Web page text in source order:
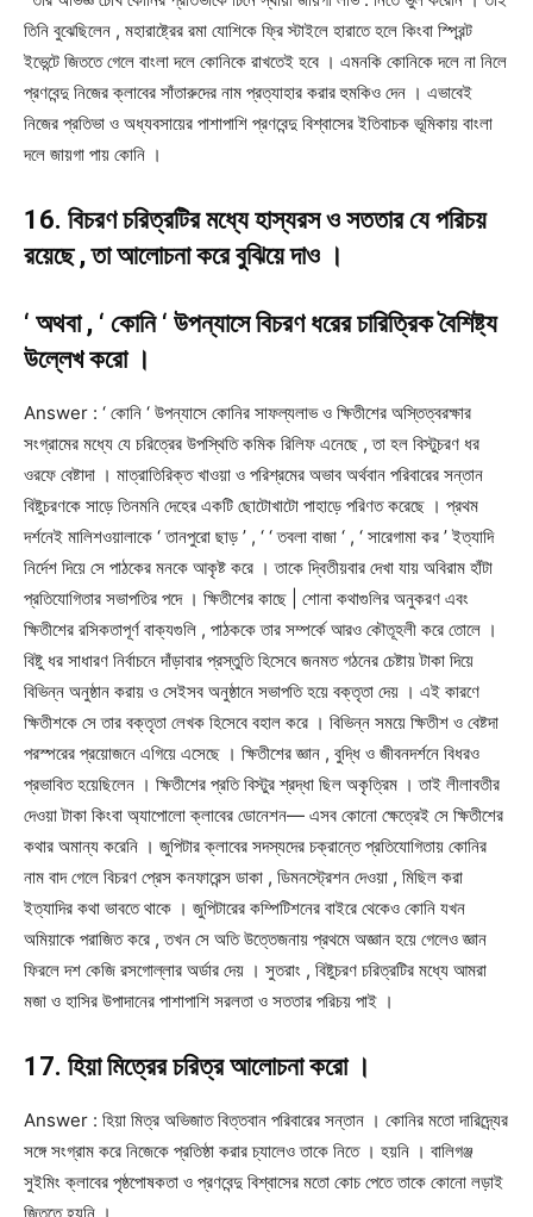
তিনি বুঝেছিলেন , মহারাষ্ট্রের রমা যোশিকে ফ্রি স্টাইলে হারাতে হলে কিংবা স্প্রিন্ট
ইভেন্টে জিততে গেলে বাংলা দলে কোনিকে রাখতেই হবে । এমনকি কোনিকে দলে না নিলে
প্রণবেন্দু নিজের ক্লাবের সাঁতারুদের নাম প্রত্যাহার করার হুমকিও দেন । এভাবেই
নিজের প্রতিভা ও অধ্যবসায়ের পাশাপাশি প্রণবেন্দু বিশ্বাসের ইতিবাচক ভূমিকায় বাংলা
দলে জায়গা পায় কোনি ।
16. বিচরণ চরিত্রটির মধ্যে হাস্যরস ও সততার যে পরিচয়
রয়েছে , তা আলোচনা করে বুঝিয়ে দাও ।
‘ অথবা , ‘ কোনি ‘ উপন্যাসে বিচরণ ধরের চারিত্রিক বৈশিষ্ট্য
উল্লেখ করো ।
Answer : ‘ কোনি ‘ উপন্যাসে কোনির সাফল্যলাভ ও ক্ষিতীশের অস্তিত্বরক্ষার
সংগ্রামের মধ্যে যে চরিত্রের উপস্থিতি কমিক রিলিফ এনেছে , তা হল বিস্টুচরণ ধর
ওরফে বেষ্টাদা । মাত্রাতিরিক্ত খাওয়া ও পরিশ্রমের অভাব অর্থবান পরিবারের সন্তান
বিষ্টুচরণকে সাড়ে তিনমনি দেহের একটি ছোটোখাটো পাহাড়ে পরিণত করেছে । প্রথম
দর্শনেই মালিশওয়ালাকে ‘ তানপুরো ছাড় ’ , ‘ ‘ তবলা বাজা ‘ , ‘ সারেগামা কর ’ ইত্যাদি
নির্দেশ দিয়ে সে পাঠকের মনকে আকৃষ্ট করে । তাকে দ্বিতীয়বার দেখা যায় অবিরাম হাঁটা
প্রতিযোগিতার সভাপতির পদে । ক্ষিতীশের কাছে | শোনা কথাগুলির অনুকরণ এবং
ক্ষিতীশের রসিকতাপূর্ণ বাক্যগুলি , পাঠককে তার সম্পর্কে আরও কৌতূহলী করে তোলে ।
বিষ্টু ধর সাধারণ নির্বাচনে দাঁড়াবার প্রস্তুতি হিসেবে জনমত গঠনের চেষ্টায় টাকা দিয়ে
বিভিন্ন অনুষ্ঠান করায় ও সেইসব অনুষ্ঠানে সভাপতি হয়ে বক্তৃতা দেয় । এই কারণে
ক্ষিতীশকে সে তার বক্তৃতা লেখক হিসেবে বহাল করে । বিভিন্ন সময়ে ক্ষিতীশ ও বেষ্টদা
পরস্পরের প্রয়োজনে এগিয়ে এসেছে । ক্ষিতীশের জ্ঞান , বুদ্ধি ও জীবনদর্শনে বিধরও
প্রভাবিত হয়েছিলেন । ক্ষিতীশের প্রতি বিস্টুর শ্রদ্ধা ছিল অকৃত্রিম । তাই লীলাবতীর
দেওয়া টাকা কিংবা অ্যাপোলো ক্লাবের ডোনেশন— এসব কোনো ক্ষেত্রেই সে ক্ষিতীশের
কথার অমান্য করেনি । জুপিটার ক্লাবের সদস্যদের চক্রান্তে প্রতিযোগিতায় কোনির
নাম বাদ গেলে বিচরণ প্রেস কনফারেন্স ডাকা , ডিমনস্ট্রেশন দেওয়া , মিছিল করা
ইত্যাদির কথা ভাবতে থাকে । জুপিটারের কম্পিটিশনের বাইরে থেকেও কোনি যখন
অমিয়াকে পরাজিত করে , তখন সে অতি উত্তেজনায় প্রথমে অজ্ঞান হয়ে গেলেও জ্ঞান
ফিরলে দশ কেজি রসগোল্লার অর্ডার দেয় । সুতরাং , বিষ্টুচরণ চরিত্রটির মধ্যে আমরা
মজা ও হাসির উপাদানের পাশাপাশি সরলতা ও সততার পরিচয় পাই ।
17. হিয়া মিত্রের চরিত্র আলোচনা করো ।
Answer : হিয়া মিত্র অভিজাত বিত্তবান পরিবারের সন্তান । কোনির মতো দারিদ্র্যের
সঙ্গে সংগ্রাম করে নিজেকে প্রতিষ্ঠা করার চ্যালেও তাকে নিতে । হয়নি । বালিগঞ্জ
সুইমিং ক্লাবের পৃষ্ঠপোষকতা ও প্রণবেন্দু বিশ্বাসের মতো কোচ পেতে তাকে কোনো লড়াই